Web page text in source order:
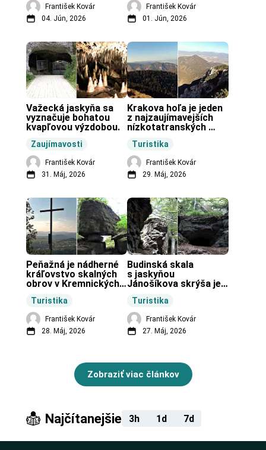
František Kovár
04. Jún, 2026
František Kovár
01. Jún, 2026
Zaujímavosti
Važecká jaskyňa sa
vyznačuje bohatou
kvapľovou výzdobou.
František Kovár
31. Máj, 2026
Turistika
Krakova hoľa je jeden
z najzaujímavejších
nízkotatranských
František Kovár
29. Máj, 2026
Turistika
Peňažná je nádherné
kráľovstvo skalných
obrov v Kremnických
František Kovár
28. Máj, 2026
Turistika
Budinská skala
s jaskyňou
Jánošíkova skrýša je
obci Budiná.
František Kovár
27. Máj, 2026
Zobraziť viac článkov
Najčítanejšie 3h 1d 7d